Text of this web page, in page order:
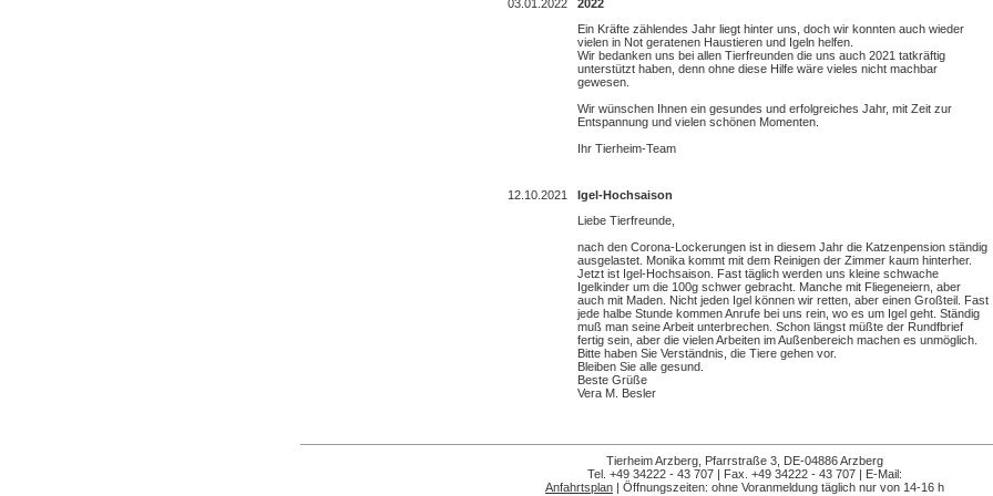
03.01.2022
2022
Ein Kräfte zählendes Jahr liegt hinter uns, doch wir konnten auch wieder
vielen in Not geratenen Haustieren und Igeln helfen.
Wir bedanken uns bei allen Tierfreunden die uns auch 2021 tatkräftig
unterstützt haben, denn ohne diese Hilfe wäre vieles nicht machbar
gewesen.
Wir wünschen Ihnen ein gesundes und erfolgreiches Jahr, mit Zeit zur
Entspannung und vielen schönen Momenten.
Ihr Tierheim-Team
12.10.2021
Igel-Hochsaison
Liebe Tierfreunde,
nach den Corona-Lockerungen ist in diesem Jahr die Katzenpension ständig
ausgelastet. Monika kommt mit dem Reinigen der Zimmer kaum hinterher.
Jetzt ist Igel-Hochsaison. Fast täglich werden uns kleine schwache
Igelkinder um die 100g schwer gebracht. Manche mit Fliegeneiern, aber
auch mit Maden. Nicht jeden Igel können wir retten, aber einen Großteil. Fast
jede halbe Stunde kommen Anrufe bei uns rein, wo es um Igel geht. Ständig
muß man seine Arbeit unterbrechen. Schon längst müßte der Rundfbrief
fertig sein, aber die vielen Arbeiten im Außenbereich machen es unmöglich.
Bitte haben Sie Verständnis, die Tiere gehen vor.
Bleiben Sie alle gesund.
Beste Grüße
Vera M. Besler
Tierheim Arzberg , Pfarrstraße 3, DE-04886 Arzberg
Tel. +49 34222 - 43 707 | Fax. +49 34222 - 43 707 | E-Mail:
Anfahrtsplan | Öffnungszeiten: ohne Voranmeldung täglich nur von 14-16 h